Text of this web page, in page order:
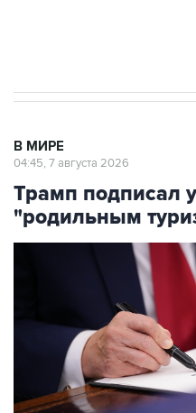
В МИРЕ
04:45, 7 августа 2026
Трамп подписал
"родильным